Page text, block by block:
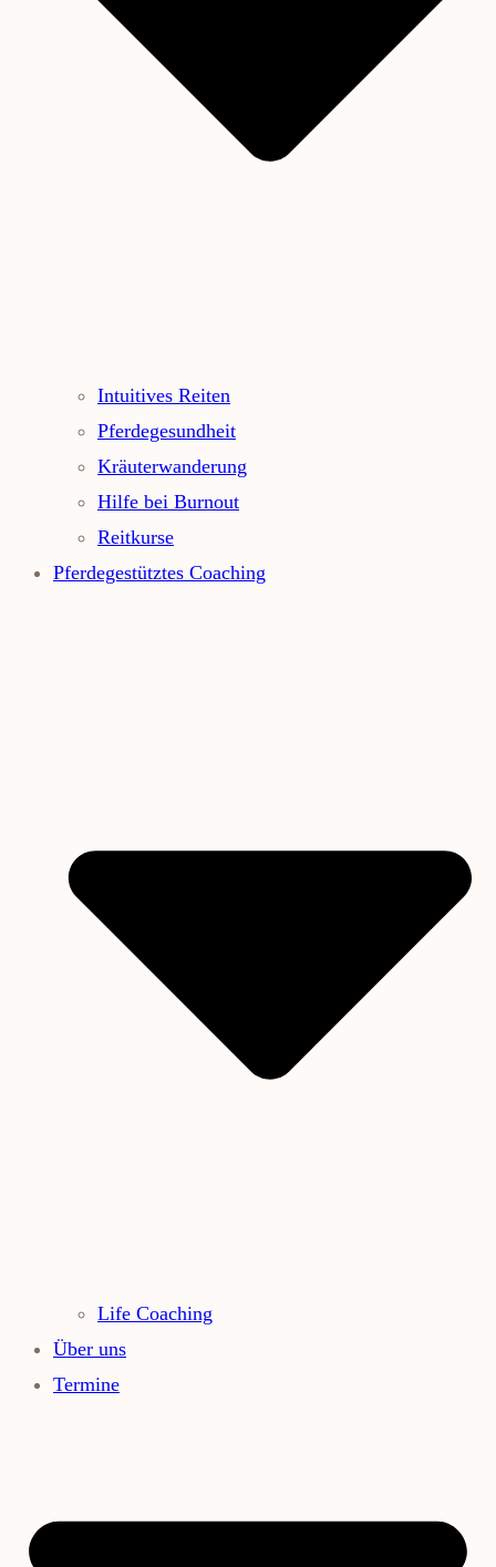
Intuitives Reiten
Pferdegesundheit
Kräuterwanderung
Hilfe bei Burnout
Reitkurse
Pferdegestütztes Coaching
Life Coaching
Über uns
Termine